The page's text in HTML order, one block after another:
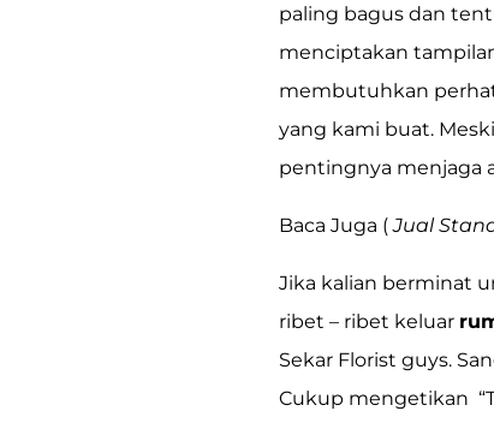
paling bagus dan
menciptakan
membutuhkan
yang kami buat.
pentingnya menjaga
Baca Juga (Jual
Jika kalian berminat
ribet – ribet keluar
Sekar Florist guys.
Cukup mengetikan